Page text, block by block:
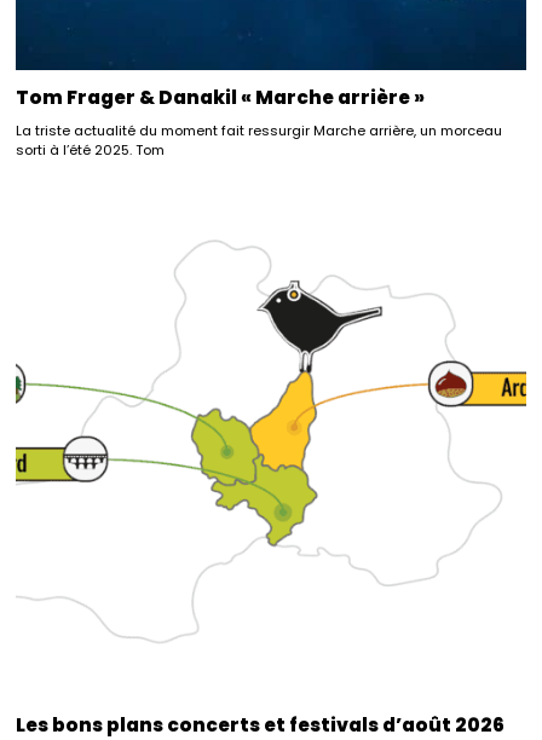
Tom Frager & Danakil « Marche arrière »
La triste actualité du moment fait ressurgir Marche arrière, un morceau
sorti à l’été 2025. Tom
Les bons plans concerts et festivals d’août 2026